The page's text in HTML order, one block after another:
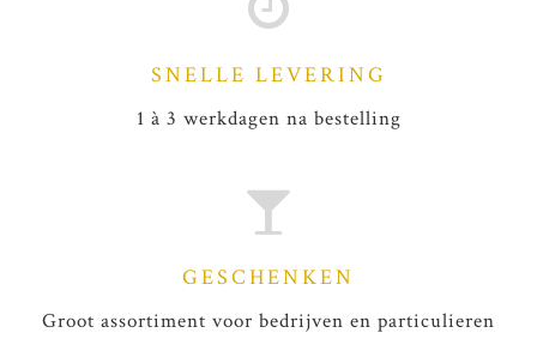
SNELLE LEVERING
1 à 3 werkdagen na bestelling
GESCHENKEN
Groot assortiment voor bedrijven en particulieren